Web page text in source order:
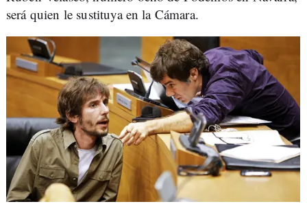
será quien le sustituya en la Cámara.